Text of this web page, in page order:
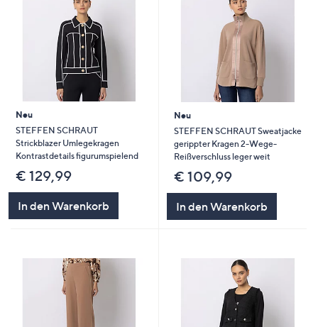
Neu
STEFFEN SCHRAUT
Strickblazer Umlegekragen
Kontrastdetails figurumspielend
€ 129,99
In den Warenkorb
Neu
STEFFEN SCHRAUT Sweatjacke
gerippter Kragen 2-Wege-
Reißverschluss leger weit
€ 109,99
In den Warenkorb